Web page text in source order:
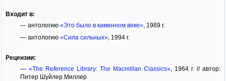
Входит в:
— антологию «Это было в каменном веке», 1989 г.
— антологию «Сила сильных», 1994 г.
Рецензии:
— «The Reference Library: The Macmillan Classics», 1964 г. // автор:
Питер Шуйлер Миллер